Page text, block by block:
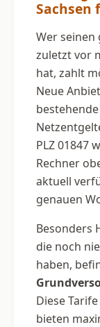
Sachsen
Wer seinen
zuletzt vor
hat, zahlt
Neue
PLZ 01847
Rechner
aktuell
genauen
Besonders
die noch
haben,
Diese
bieten